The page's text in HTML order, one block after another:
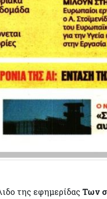
της εφημερίδας Των